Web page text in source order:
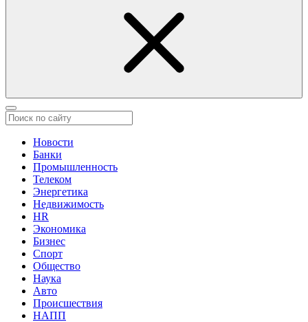
Новости
Банки
Промышленность
Телеком
Энергетика
Недвижимость
HR
Экономика
Бизнес
Спорт
Общество
Наука
Авто
Происшествия
НАПП